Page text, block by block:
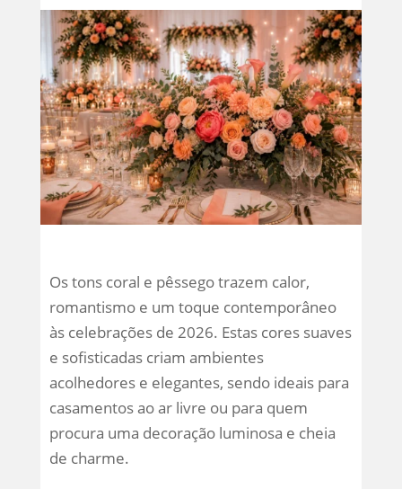
Os tons coral e pêssego trazem calor,
romantismo e um toque contemporâneo
às celebrações de 2026. Estas cores suaves
e sofisticadas criam ambientes
acolhedores e elegantes, sendo ideais para
casamentos ao ar livre ou para quem
procura uma decoração luminosa e cheia
de charme.